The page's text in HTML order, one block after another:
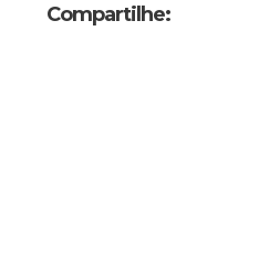
Compartilhe: